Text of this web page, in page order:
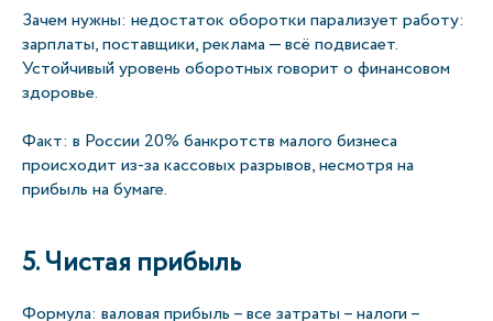
Зачем нужны: недостаток оборотки парализует работу:
зарплаты, поставщики, реклама — всё подвисает.
Устойчивый уровень оборотных говорит о финансовом
здоровье.
Факт: в России 20% банкротств малого бизнеса
происходит из-за кассовых разрывов, несмотря на
прибыль на бумаге.
5. Чистая прибыль
Формула: валовая прибыль – все затраты – налоги –